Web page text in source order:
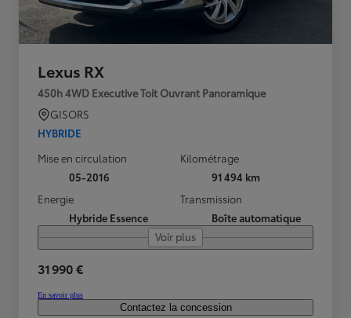
Lexus RX
450h 4WD Executive Toit Ouvrant Panoramique
GISORS
HYBRIDE
Mise en circulation
05-2016
Kilométrage
91 494 km
Energie
Hybride Essence
Transmission
Boîte automatique
Voir plus
31 990 €
En savoir plus
Contactez la concession